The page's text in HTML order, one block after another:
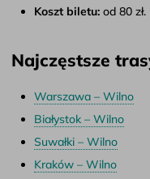
Koszt biletu: od 80 zł.
Najczęstsze
Warszawa – Wilno
Białystok – Wilno
Suwałki – Wilno
Kraków – Wilno